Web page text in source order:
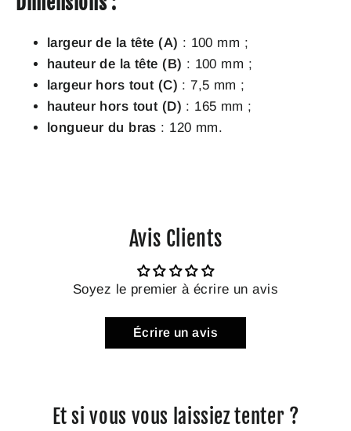
largeur de la tête (A) : 100 mm ;
hauteur de la tête (B) : 100 mm ;
largeur hors tout (C) : 7,5 mm ;
hauteur hors tout (D) : 165 mm ;
longueur du bras : 120 mm.
Avis Clients
Soyez le premier à écrire un avis
Écrire un avis
Et si vous vous laissiez tenter ?